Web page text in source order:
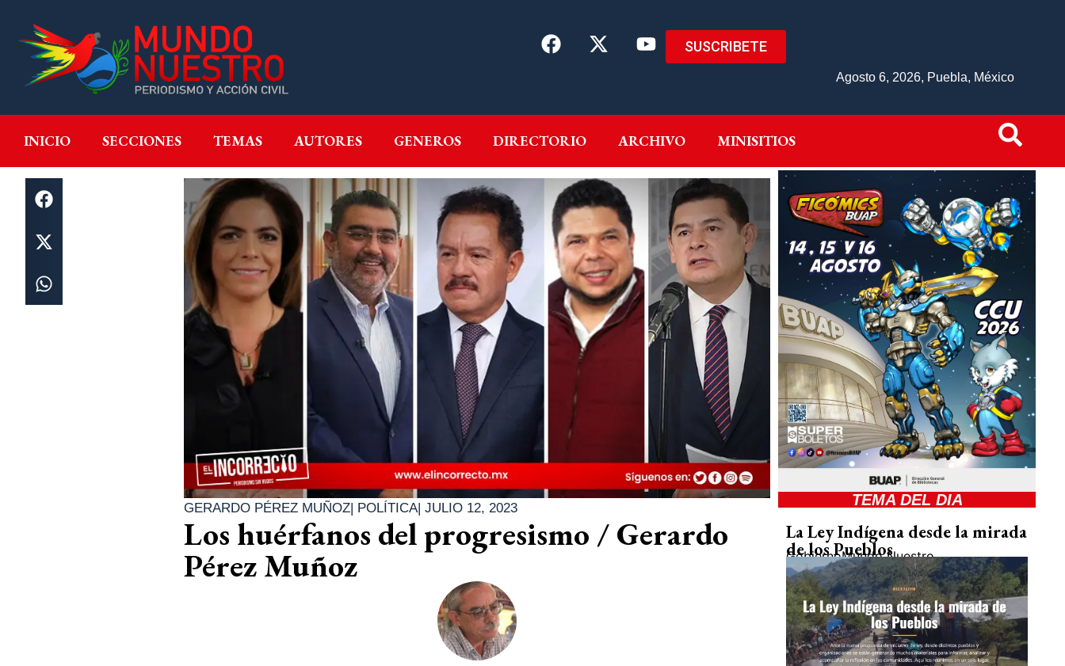
SUSCRIBETE
Agosto 6, 2026, Puebla, México
INICIO SECCIONES TEMAS AUTORES GENEROS DIRECTORIO ARCHIVO MINISITIOS
INICIO SECCIONES GENEROS DIRECTORIO ARCHIVO MINISITIOS
GERARDO PÉREZ MUÑOZ| POLÍTICA| JULIO 12, 2023
Los huérfanos del progresismo / Gerardo
Pérez Muñoz
TEMA DEL DIA
La Ley Indígena desde la mirada
de los Pueblos
GobiernoMundo Nuestro